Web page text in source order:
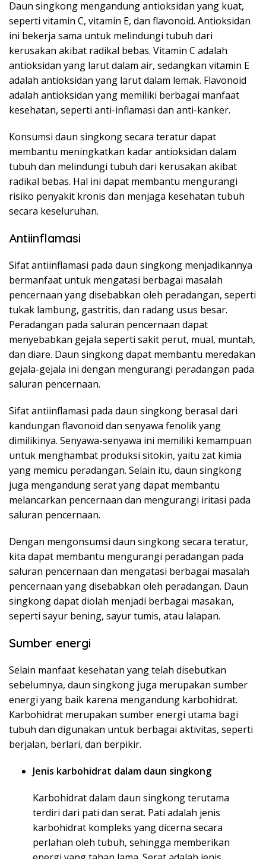
Daun singkong mengandung antioksidan yang kuat,
seperti vitamin C, vitamin E, dan flavonoid. Antioksidan
ini bekerja sama untuk melindungi tubuh dari
kerusakan akibat radikal bebas. Vitamin C adalah
antioksidan yang larut dalam air, sedangkan vitamin E
adalah antioksidan yang larut dalam lemak. Flavonoid
adalah antioksidan yang memiliki berbagai manfaat
kesehatan, seperti anti-inflamasi dan anti-kanker.
Konsumsi daun singkong secara teratur dapat
membantu meningkatkan kadar antioksidan dalam
tubuh dan melindungi tubuh dari kerusakan akibat
radikal bebas. Hal ini dapat membantu mengurangi
risiko penyakit kronis dan menjaga kesehatan tubuh
secara keseluruhan.
Antiinflamasi
Sifat antiinflamasi pada daun singkong menjadikannya
bermanfaat untuk mengatasi berbagai masalah
pencernaan yang disebabkan oleh peradangan, seperti
tukak lambung, gastritis, dan radang usus besar.
Peradangan pada saluran pencernaan dapat
menyebabkan gejala seperti sakit perut, mual, muntah,
dan diare. Daun singkong dapat membantu meredakan
gejala-gejala ini dengan mengurangi peradangan pada
saluran pencernaan.
Sifat antiinflamasi pada daun singkong berasal dari
kandungan flavonoid dan senyawa fenolik yang
dimilikinya. Senyawa-senyawa ini memiliki kemampuan
untuk menghambat produksi sitokin, yaitu zat kimia
yang memicu peradangan. Selain itu, daun singkong
juga mengandung serat yang dapat membantu
melancarkan pencernaan dan mengurangi iritasi pada
saluran pencernaan.
Dengan mengonsumsi daun singkong secara teratur,
kita dapat membantu mengurangi peradangan pada
saluran pencernaan dan mengatasi berbagai masalah
pencernaan yang disebabkan oleh peradangan. Daun
singkong dapat diolah menjadi berbagai masakan,
seperti sayur bening, sayur tumis, atau lalapan.
Sumber energi
Selain manfaat kesehatan yang telah disebutkan
sebelumnya, daun singkong juga merupakan sumber
energi yang baik karena mengandung karbohidrat.
Karbohidrat merupakan sumber energi utama bagi
tubuh dan digunakan untuk berbagai aktivitas, seperti
berjalan, berlari, dan berpikir.
Jenis karbohidrat dalam daun singkong
Karbohidrat dalam daun singkong terutama
terdiri dari pati dan serat. Pati adalah jenis
karbohidrat kompleks yang dicerna secara
perlahan oleh tubuh, sehingga memberikan